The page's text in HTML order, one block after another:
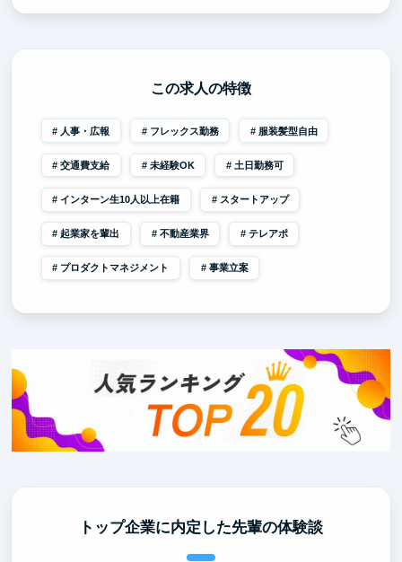
この求人の特徴
人事・広報 フレックス勤務 服装髪型自由
交通費支給 未経験OK 土日勤務可
インターン生10人以上在籍 スタートアップ
起業家を輩出 不動産業界 テレアポ
プロダクトマネジメント 事業立案
トップ企業に内定した先輩の体験談